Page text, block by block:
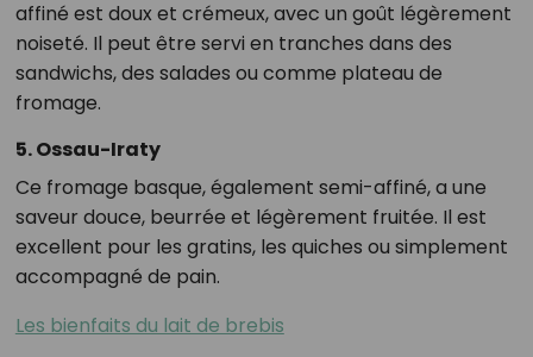
affiné est doux et crémeux, avec un goût légèrement
noiseté. Il peut être servi en tranches dans des
sandwichs, des salades ou comme plateau de
fromage.
5. Ossau-Iraty
Ce fromage basque, également semi-affiné, a une
saveur douce, beurrée et légèrement fruitée. Il est
excellent pour les gratins, les quiches ou simplement
accompagné de pain.
Les bienfaits du lait de brebis